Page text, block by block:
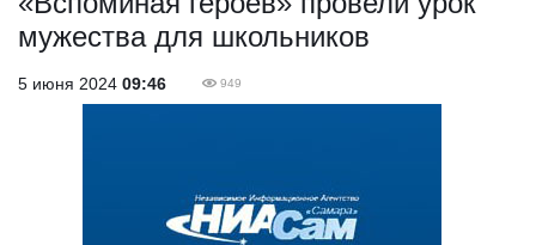
мужества для школьников
5 июня 2024 09:46 949